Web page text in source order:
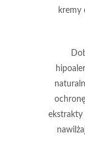
kremy
ekstrakty